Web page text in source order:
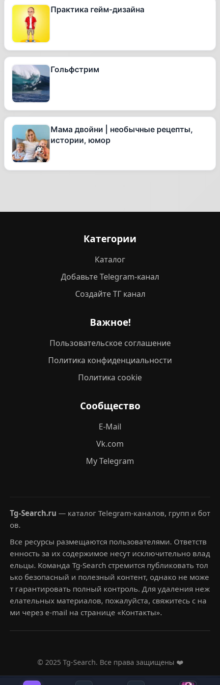
Практика гейм-дизайна
Гольфстрим
Мама двойни | необычные рецепты,
истории, юмор
Категории
Каталог
Добавьте Telegram-канал
Создайте ТГ канал
Важное!
Пользовательское соглашение
Политика конфиденциальности
Политика cookie
Сообщество
E-Mail
Vk.com
My Telegram
Tg-Search.ru — каталог Telegram-каналов, групп и бот
ов.
Все ресурсы размещаются пользователями. Ответств
енность за их содержимое несут исключительно влад
ельцы. Команда Tg-Search стремится публиковать тол
ько безопасный и полезный контент, однако не може
т гарантировать полный контроль. Для удаления неж
елательных материалов, пожалуйста, свяжитесь с на
ми через e-mail на странице «Контакты».
© 2025 Tg-Search. Все права защищены ❤️